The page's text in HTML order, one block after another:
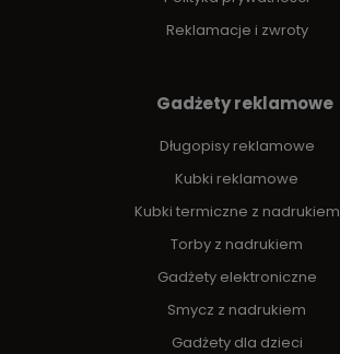
Reklamacje i zwroty
Gadżety reklamowe
Długopisy reklamowe
Kubki reklamowe
Kubki termiczne z nadrukiem
Torby z nadrukiem
Gadżety elektroniczne
Smycz z nadrukiem
Gadżety dla dzieci